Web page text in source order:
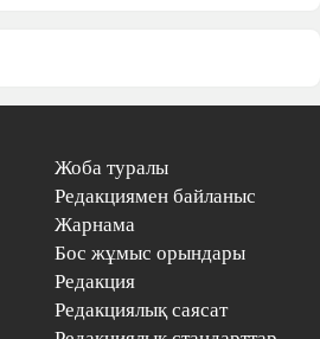
Жоба туралы
Редакциямен байланыс
Жарнама
Бос жұмыс орындары
Редакция
Редакциялық саясат